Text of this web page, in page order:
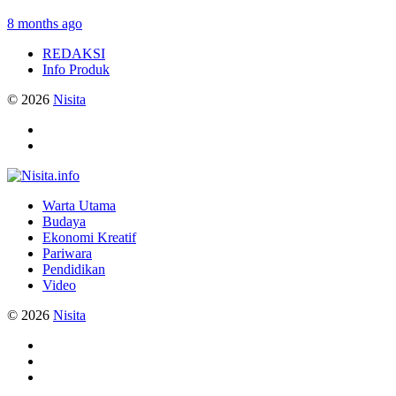
8 months ago
REDAKSI
Info Produk
© 2026 Nisita
Warta Utama
Budaya
Ekonomi Kreatif
Pariwara
Pendidikan
Video
© 2026 Nisita